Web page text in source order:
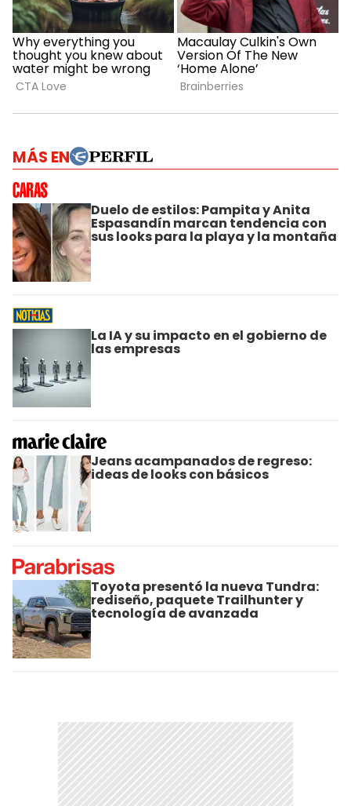
MÁS EN
Duelo de estilos: Pampita y Anita
Espasandín marcan tendencia con
sus looks para la playa y la montaña
La IA y su impacto en el gobierno de
las empresas
Jeans acampanados de regreso:
ideas de looks con básicos
Toyota presentó la nueva Tundra:
rediseño, paquete Trailhunter y
tecnología de avanzada